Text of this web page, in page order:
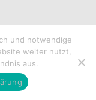
und notwendige
weiter nutzt,
aus.